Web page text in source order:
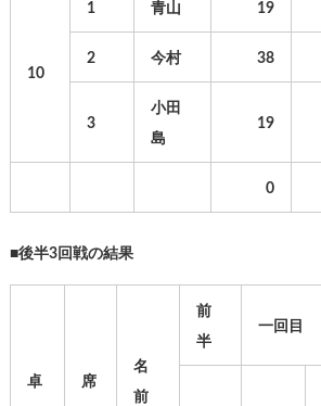
10
1 青山 19
2 今村 38
3
小田
島
19
0
■後半3回戦の結果
卓 席
名
前
前
半
一回目